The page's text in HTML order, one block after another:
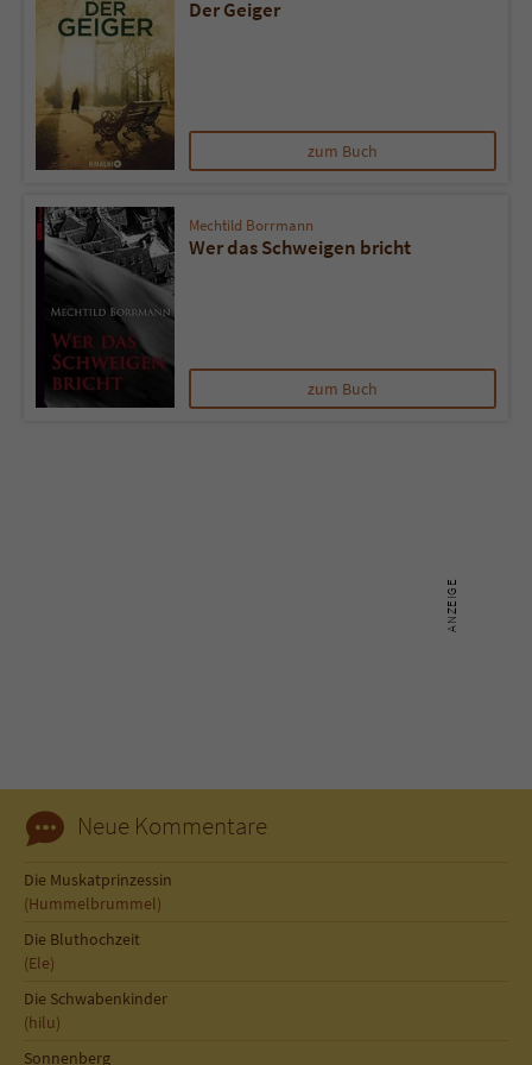
Der Geiger
zum Buch
Mechtild Borrmann
Wer das Schweigen bricht
zum Buch
Neue Kommentare
Die Muskatprinzessin
(Hummelbrummel)
Die Bluthochzeit
(Ele)
Die Schwabenkinder
(hilu)
Sonnenberg
Sicherheitscode des Kontaktformulars zu